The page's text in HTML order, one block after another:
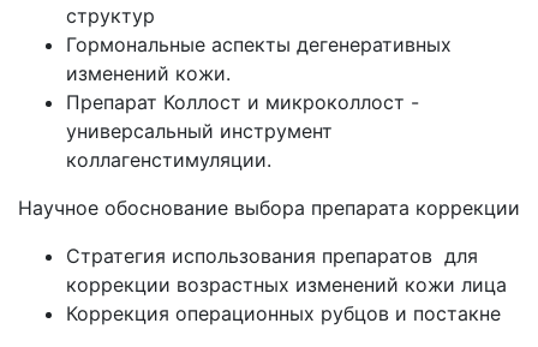
структур
Гормональные аспекты дегенеративных
изменений кожи.
Препарат Коллост и микроколлост -
универсальный инструмент
коллагенстимуляции.
Научное обоснование выбора препарата коррекции
Стратегия использования препаратов для
коррекции возрастных изменений кожи лица
Коррекция операционных рубцов и постакне